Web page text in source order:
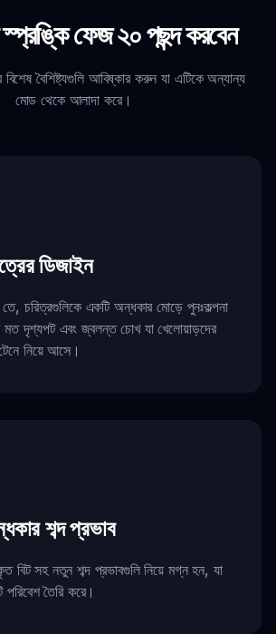
ফেজ ২০ পছন্দ করবেন
বৈশিষ্ট্যগুলি আবিষ্কার করুন যা এটিকে অন্যান্য
মোড থেকে আলাদা করে।
ডিজাইন
চরিত্রগুলিকে একটি অন্ধকার মোড়ে পুনঃকল্পনা
মত দৃশ্যপট এবং জ্বলন্ত চোখ যা খেলোয়াড়দের
নিয়ে আসে।
শব্দ প্রভাব
বিট সহ নতুন শব্দ প্রভাবগুলি নিয়ে মগ্ন হন, যা
পরিবেশ তৈরি করে।